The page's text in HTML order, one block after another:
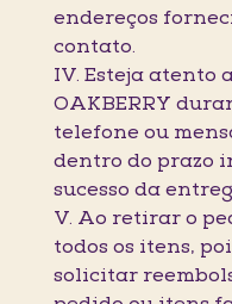
endereços
contato.
IV. Esteja atento
OAKBERRY
telefone ou
dentro do prazo
sucesso da
V. Ao retirar o
todos os itens,
solicitar